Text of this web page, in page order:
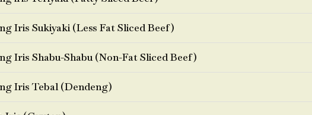
Iris Sukiyaki (Less Fat Sliced Beef)
Iris Shabu-Shabu (Non-Fat Sliced Beef)
Iris Tebal (Dendeng)